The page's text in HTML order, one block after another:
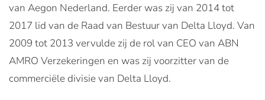
van Aegon Nederland. Eerder was zij van 2014 tot
2017 lid van de Raad van Bestuur van Delta Lloyd. Van
2009 tot 2013 vervulde zij de rol van CEO van ABN
AMRO Verzekeringen en was zij voorzitter van de
commerciële divisie van Delta Lloyd.